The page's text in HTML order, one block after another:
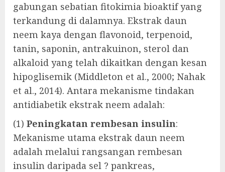
gabungan sebatian fitokimia bioaktif yang
terkandung di dalamnya. Ekstrak daun
neem kaya dengan flavonoid, terpenoid,
tanin, saponin, antrakuinon, sterol dan
alkaloid yang telah dikaitkan dengan kesan
hipoglisemik (Middleton et al., 2000; Nahak
et al., 2014). Antara mekanisme tindakan
antidiabetik ekstrak neem adalah:
(1) Peningkatan rembesan insulin:
Mekanisme utama ekstrak daun neem
adalah melalui rangsangan rembesan
insulin daripada sel ? pankreas,